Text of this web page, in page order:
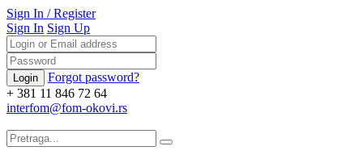
Sign In / Register
Sign In Sign Up
Forgot password?
+ 381 11 846 72 64
interfom@fom-okovi.rs